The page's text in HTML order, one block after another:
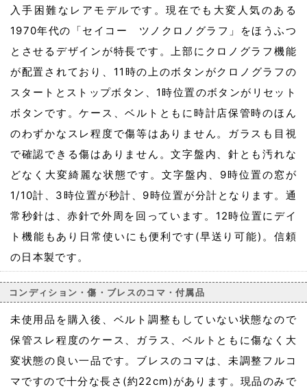
入手困難なレアモデルです。現在でも大変人気のある
1970年代の「セイコー ツノクロノグラフ」をほうふつ
とさせるデザインが特長です。上部にクロノグラフ機能
が配置されており、11時の上のボタンがクロノグラフの
スタートとストップボタン、1時位置のボタンがリセット
ボタンです。ケース、ベルトともに時計店保管時のほん
のわずかなスレ程度で傷等はありません。ガラスも目視
で確認できる傷はありません。文字盤内、針とも汚れな
どなく大変綺麗な状態です。文字盤内、9時位置の窓が
1/10計、3時位置が秒計、9時位置が分計となります。通
常秒針は、赤針で外周を回っています。12時位置にデイ
ト機能もあり日常使いにも便利です(早送り可能)。信頼
の日本製です。
コンディション・傷・ブレスのコマ・付属品
未使用品を購入後、ベルト調整もしていない状態なので
保管スレ程度のケース、ガラス、ベルトともに傷なく大
変状態の良い一品です。ブレスのコマは、未調整フルコ
マですので十分な長さ(約22cm)があります。現品のみで